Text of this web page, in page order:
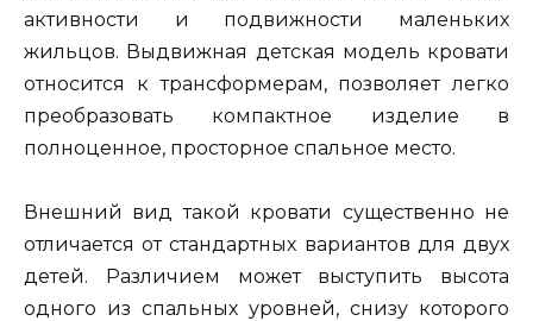
активности и подвижности маленьких
жильцов. Выдвижная детская модель кровати
относится к трансформерам, позволяет легко
преобразовать компактное изделие в
полноценное, просторное спальное место.
Внешний вид такой кровати существенно не
отличается от стандартных вариантов для двух
детей. Различием может выступить высота
одного из спальных уровней, снизу которого